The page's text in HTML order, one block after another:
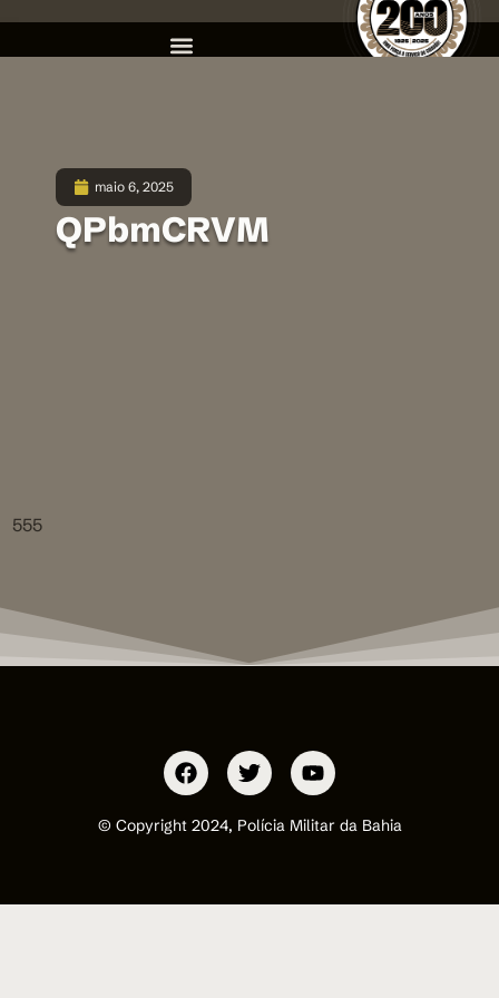
maio 6, 2025
QPbmCRVM
555
© Copyright 2024, Polícia Militar da Bahia